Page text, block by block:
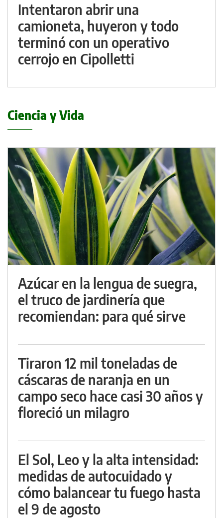
Intentaron abrir una
camioneta, huyeron y todo
terminó con un operativo
cerrojo en Cipolletti
Ciencia y Vida
Azúcar en la lengua de suegra,
el truco de jardinería que
recomiendan: para qué sirve
Tiraron 12 mil toneladas de
cáscaras de naranja en un
campo seco hace casi 30 años y
floreció un milagro
El Sol, Leo y la alta intensidad:
medidas de autocuidado y
cómo balancear tu fuego hasta
el 9 de agosto